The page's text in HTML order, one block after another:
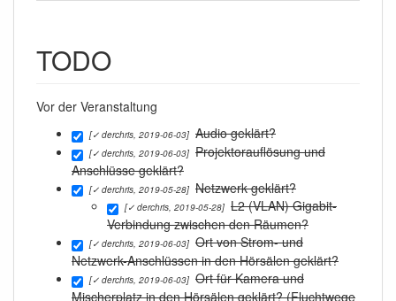
TODO
Vor der Veranstaltung
[✓ derchris, 2019-06-03] Audio geklärt?
[✓ derchris, 2019-06-03] Projektorauflösung und
Anschlüsse geklärt?
[✓ derchris, 2019-05-28] Netzwerk geklärt?
[✓ derchris, 2019-05-28] L2 (VLAN) Gigabit-
Verbindung zwischen den Räumen?
[✓ derchris, 2019-06-03] Ort von Strom- und
Netzwerk-Anschlüssen in den Hörsälen geklärt?
[✓ derchris, 2019-06-03] Ort für Kamera und
Mischerplatz in den Hörsälen geklärt? (Fluchtwege